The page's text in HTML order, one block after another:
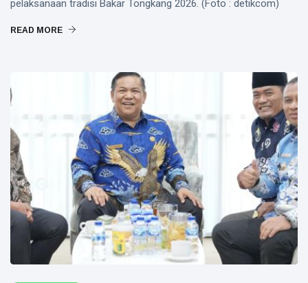
pelaksanaan tradisi Bakar Tongkang 2026. (Foto : detikcom)
READ MORE